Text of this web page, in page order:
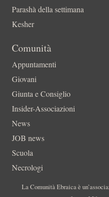
Parashà della settimana
Kesher
Comunità
Appuntamenti
Giovani
Giunta e Consiglio
Insider-Associazioni
News
JOB news
Scuola
Necrologi
La Comunità Ebraica è